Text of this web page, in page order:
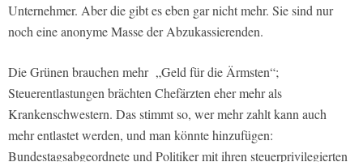
Unternehmer. Aber die gibt es eben gar nicht mehr. Sie sind nur
noch eine anonyme Masse der Abzukassierenden.
Die Grünen brauchen mehr „Geld für die Ärmsten“;
Steuerentlastungen brächten Chefärzten eher mehr als
Krankenschwestern. Das stimmt so, wer mehr zahlt kann auch
mehr entlastet werden, und man könnte hinzufügen:
Bundestagsabgeordnete und Politiker mit ihren steuerprivilegierten